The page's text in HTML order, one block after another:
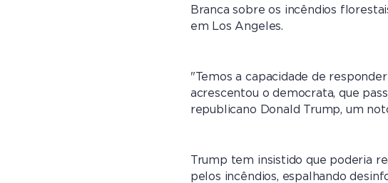
Branca sobre os incêndios
em Los Angeles.
"Temos a capacidade de
acrescentou o democrata, que
republicano Donald Trump, um
Trump tem insistido que poderia
pelos incêndios, espalhando